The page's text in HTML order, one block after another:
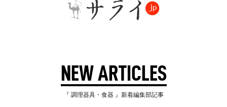
NEW ARTICLES
『 調理器具・食器 』新着編集部記事